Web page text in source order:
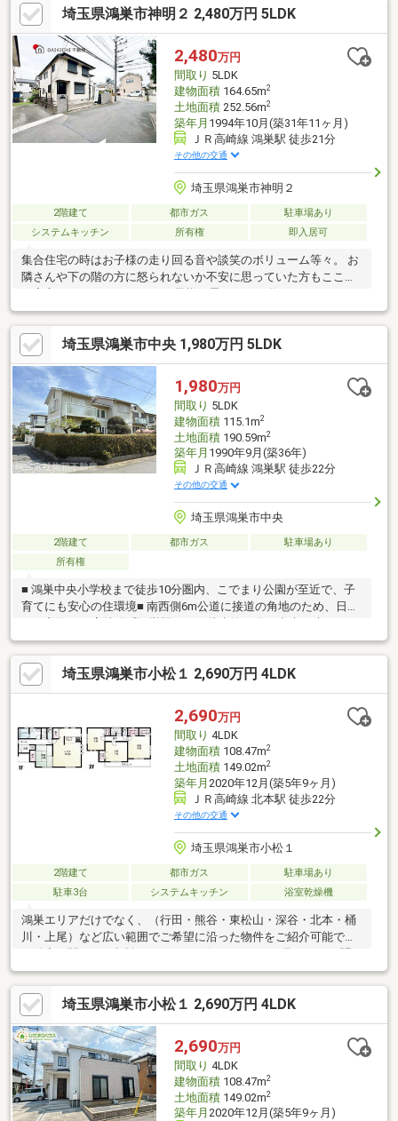
等、しつこい営業は一切行いません。3.契約したら終わりではな
くお引き渡し後、お引越し後もお客様のパートナーであること。
4.ウソやおとり広告は一切使いません。(データ更新は迅速に行い
ます。）5.お客様の個人情報は細心の注意を払って取り扱いしま
す。
埼玉県鴻巣市神明２ 2,480万円 5LDK
2,480万円
間取り 5LDK
建物面積164.65m2
土地面積252.56m2
築年月 1994年10月(築31年11ヶ月)
ＪＲ高崎線 鴻巣駅 徒歩21分
その他の交通
埼玉県鴻巣市神明２
2階建て 都市ガス
駐車場あり
システムキッチン
所有権 即入居可
集合住宅の時はお子様の走り回る音や談笑のボリューム等々。 お
隣さんや下の階の方に怒られないか不安に思っていた方もここな
ら安心です。 マイホームでお子様と思いっきり遊んでみません
か？【弊社では以下の５つをお客様にお約束いたします】1.物件
の善し悪しは全て正直にお話しします。2.無理な売り込みや契約
の催促、突然の訪問等、しつこい営業は一切行いません。3.契約
したら終わりではなくお引き渡し後、お引越し後もお客様のパー
トナーであること。4.ウソやおとり広告は一切使いません。(デー
タ更新は迅速に行います。）5.お客様の個人情報は細心の注意を
払って取り扱いします。
埼玉県鴻巣市中央 1,980万円 5LDK
1,980万円
間取り 5LDK
建物面積115.1m2
土地面積190.59m2
築年月 1990年9月(築36年)
ＪＲ高崎線 鴻巣駅 徒歩22分
その他の交通
埼玉県鴻巣市中央
2階建て 都市ガス
駐車場あり
所有権
■ 鴻巣中央小学校まで徒歩10分圏内、こでまり公園が至近で、子
育てにも安心の住環境■ 南西側6m公道に接道の角地のため、日当
周辺は、戸建住宅が建ち並ぶ閑静な住宅地■ 室内見学可能です。
お気軽にお問い合わせください- - - - - - - - - - - - - - - - - - - - -※契約不
適合責任免責※建物状況調査の売主による実施予定はありませ
ん。買主により実施する場合は要相談となります。※建蔽率は角
地緩和による※司法書士は売主指定です
埼玉県鴻巣市小松１ 2,690万円 4LDK
2,690万円
間取り 4LDK
建物面積108.47m2
土地面積149.02m2
築年月 2020年12月(築5年9ヶ月)
ＪＲ高崎線 北本駅 徒歩22分
その他の交通
埼玉県鴻巣市小松１
2階建て 都市ガス
駐車場あり
駐車3台
システムキッチン 浴室乾燥機
鴻巣エリアだけでなく、（行田・熊谷・東松山・深谷・北本・桶
川・上尾）など広い範囲でご希望に沿った物件をご紹介可能です♪
不動産に関するご相談はなんでもお任せください♪見るだけ・聞く
だけ大歓迎です(^_^)/
埼玉県鴻巣市小松１ 2,690万円 4LDK
2,690万円
間取り 4LDK
建物面積108.47m2
土地面積149.02m2
築年月 2020年12月(築5年9ヶ月)